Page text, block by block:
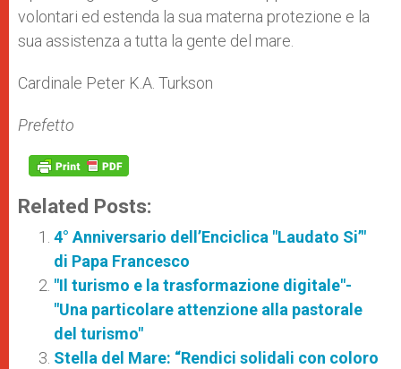
volontari ed estenda la sua materna protezione e la
sua assistenza a tutta la gente del mare.
Cardinale Peter K.A. Turkson
Prefetto
Related Posts:
4° Anniversario dell’Enciclica "Laudato Si’"
di Papa Francesco
"Il turismo e la trasformazione digitale"-
"Una particolare attenzione alla pastorale
del turismo"
Stella del Mare: “Rendici solidali con coloro